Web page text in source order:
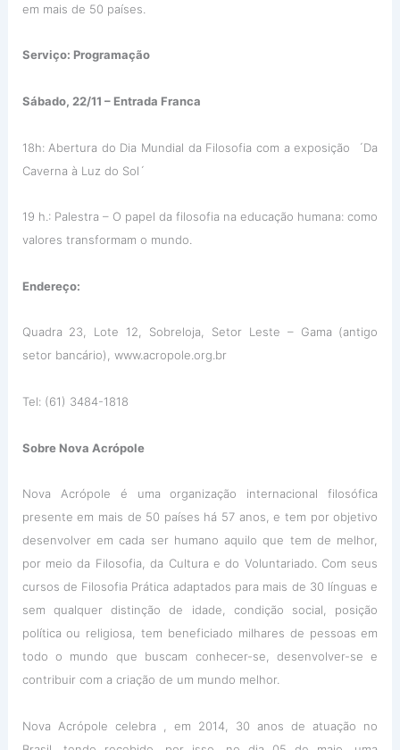
em mais de 50 países.
Serviço: Programação
Sábado, 22/11 – Entrada Franca
18h: Abertura do Dia Mundial da Filosofia com a exposição ´Da
Caverna à Luz do Sol´
19 h.: Palestra – O papel da filosofia na educação humana: como
valores transformam o mundo.
Endereço:
Quadra 23, Lote 12, Sobreloja, Setor Leste – Gama (antigo
setor bancário), www.acropole.org.br
Tel: (61) 3484-1818
Sobre Nova Acrópole
Nova Acrópole é uma organização internacional filosófica
presente em mais de 50 países há 57 anos, e tem por objetivo
desenvolver em cada ser humano aquilo que tem de melhor,
por meio da Filosofia, da Cultura e do Voluntariado. Com seus
cursos de Filosofia Prática adaptados para mais de 30 línguas e
sem qualquer distinção de idade, condição social, posição
política ou religiosa, tem beneficiado milhares de pessoas em
todo o mundo que buscam conhecer-se, desenvolver-se e
contribuir com a criação de um mundo melhor.
Nova Acrópole celebra , em 2014, 30 anos de atuação no